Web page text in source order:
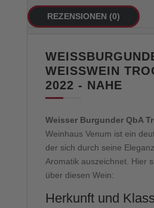
REZENSIONEN (0)
WEISSWEIN
2022 - NAHE
Weisser Burgunder QbA
Weinhaus Venum ist ein
der sich durch seine
Aromatik auszeichnet. Hier
über diesen Wein:
Herkunft und